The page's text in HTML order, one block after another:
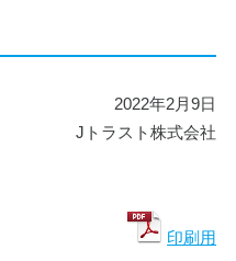
2022年2月9日
Jトラスト株式会社
印刷用